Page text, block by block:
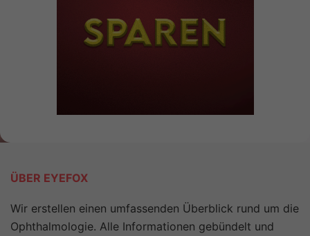
ÜBER EYEFOX
Wir erstellen einen umfassenden Überblick rund um die
Ophthalmologie. Alle Informationen gebündelt und